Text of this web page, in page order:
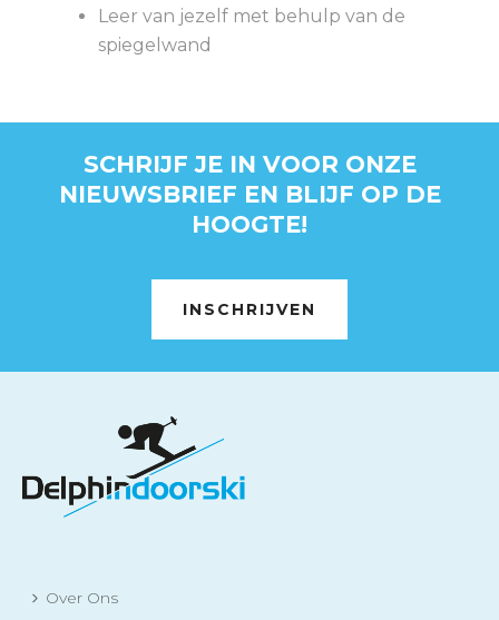
Leer van jezelf met behulp van de
spiegelwand
SCHRIJF JE IN VOOR ONZE
NIEUWSBRIEF EN BLIJF OP DE
HOOGTE!
INSCHRIJVEN
Over Ons